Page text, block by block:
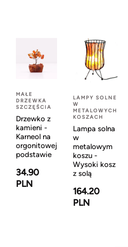
MAŁE
DRZEWKA
SZCZĘŚCIA
Drzewko z
kamieni -
Karneol na
orgonitowej
podstawie
34.90
PLN
LAMPY SOLNE
W
METALOWYCH
KOSZACH
Lampa solna
w
metalowym
koszu -
Wysoki kosz
z solą
164.20
PLN